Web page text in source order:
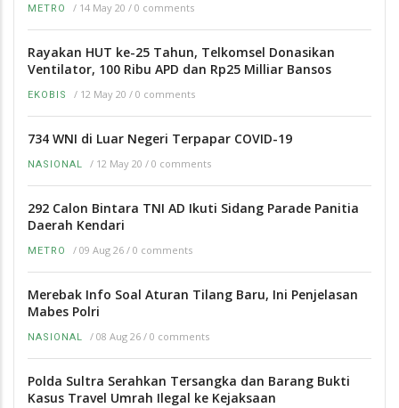
METRO / 14 May 20 / 0 comments
Rayakan HUT ke-25 Tahun, Telkomsel Donasikan
Ventilator, 100 Ribu APD dan Rp25 Milliar Bansos
EKOBIS / 12 May 20 / 0 comments
734 WNI di Luar Negeri Terpapar COVID-19
NASIONAL / 12 May 20 / 0 comments
292 Calon Bintara TNI AD Ikuti Sidang Parade Panitia
Daerah Kendari
METRO / 09 Aug 26 / 0 comments
Merebak Info Soal Aturan Tilang Baru, Ini Penjelasan
Mabes Polri
NASIONAL / 08 Aug 26 / 0 comments
Polda Sultra Serahkan Tersangka dan Barang Bukti
Kasus Travel Umrah Ilegal ke Kejaksaan